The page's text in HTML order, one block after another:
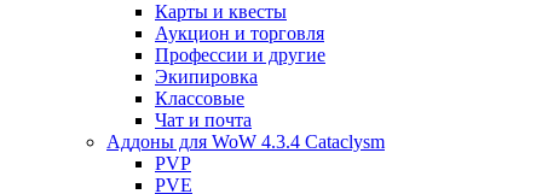
Карты и квесты
Аукцион и торговля
Профессии и другие
Экипировка
Классовые
Чат и почта
Аддоны для WoW 4.3.4 Cataclysm
PVP
PVE